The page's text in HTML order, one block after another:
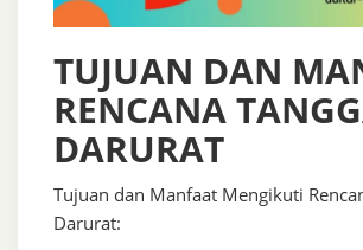
TUJUAN DAN
RENCANA
DARURAT
Tujuan dan Manfaat Mengikuti
Darurat: